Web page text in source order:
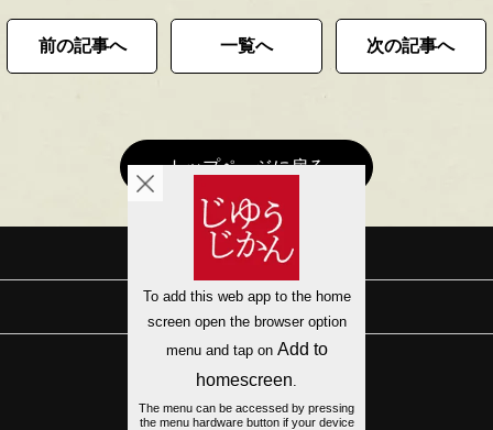
前の記事へ 一覧へ 次の記事へ
トップページに戻る
会社概要
サイトマップ
プライバシーポリシー
有限会社ウエスト